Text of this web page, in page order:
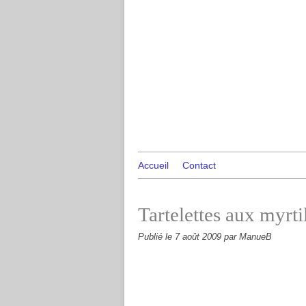
Accueil Contact
Tartelettes aux
Publié le 7 août 2009 par ManueB